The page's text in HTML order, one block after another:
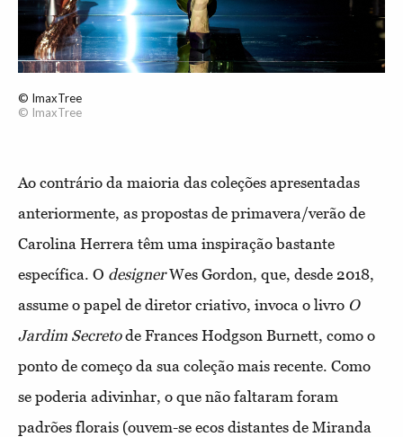
© ImaxTree
© ImaxTree
Ao contrário da maioria das coleções apresentadas
anteriormente, as propostas de primavera/verão de
Carolina Herrera têm uma inspiração bastante
específica. O designerWes Gordon, que, desde 2018,
assume o papel de diretor criativo, invoca o livro O
Jardim Secretode Frances Hodgson Burnett, como o
ponto de começo da sua coleção mais recente. Como
se poderia adivinhar, o que não faltaram foram
padrões florais (ouvem-se ecos distantes de Miranda